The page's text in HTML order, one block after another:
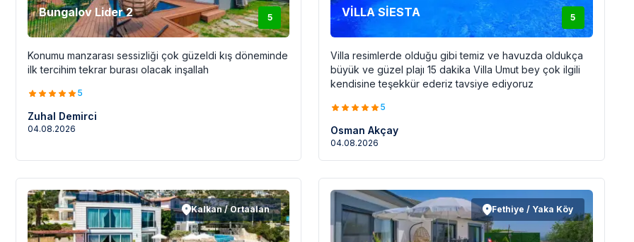
5
Bungalov Lider 2
Konumu manzarası sessizliği çok güzeldi kış döneminde
ilk tercihim tekrar burası olacak inşallah
5
Zuhal Demirci
04.08.2026
5
VİLLA SİESTA
Villa resimlerde olduğu gibi temiz ve havuzda oldukça
büyük ve güzel plajı 15 dakika Villa Umut bey çok ilgili
kendisine teşekkür ederiz tavsiye ediyoruz
5
Osman Akçay
04.08.2026
Kalkan / Ortaalan Fethiye / Yaka Köy